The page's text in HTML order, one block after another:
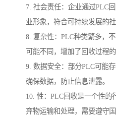
7. 社会责任：企业通过PLC
业形象，符合可持续发展的社
8. 复杂性：PLC种类繁多，
可能不同，增加了回收过程的
9. 数据安全：部分PLC可能
确保数据，防止信息泄露。
10. 性：PLC回收是一个性
弃物运输和处理，需要遵守